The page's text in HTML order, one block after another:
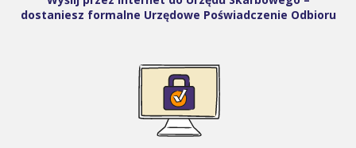
dostaniesz formalne Urzędowe Poświadczenie Odbioru